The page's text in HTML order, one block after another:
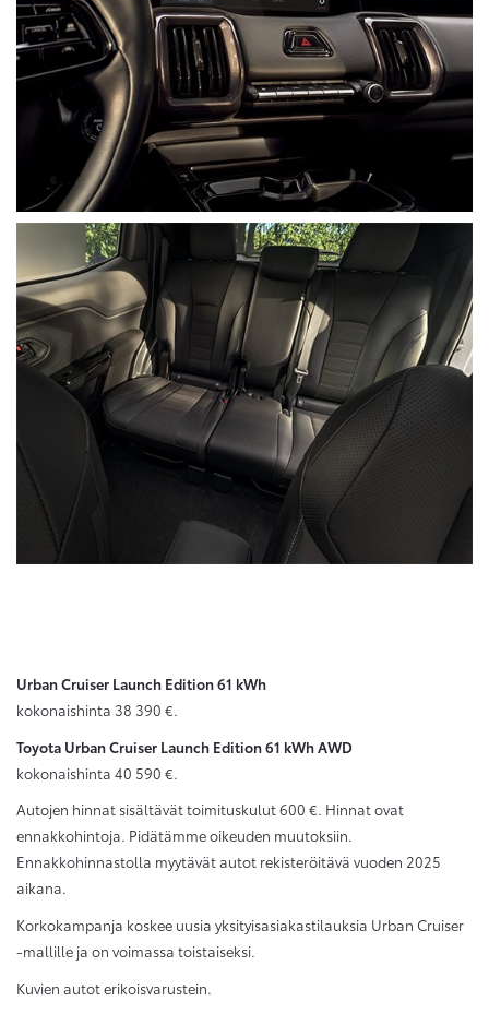
Urban Cruiser Launch Edition 61 kWh
kokonaishinta 38 390 €.
Toyota Urban Cruiser Launch Edition 61 kWh AWD
kokonaishinta 40 590 €.
Autojen hinnat sisältävät toimituskulut 600 €. Hinnat ovat
ennakkohintoja. Pidätämme oikeuden muutoksiin.
Ennakkohinnastolla myytävät autot rekisteröitävä vuoden 2025
aikana.
Korkokampanja koskee uusia yksityisasiakastilauksia Urban Cruiser
-mallille ja on voimassa toistaiseksi.
Kuvien autot erikoisvarustein.